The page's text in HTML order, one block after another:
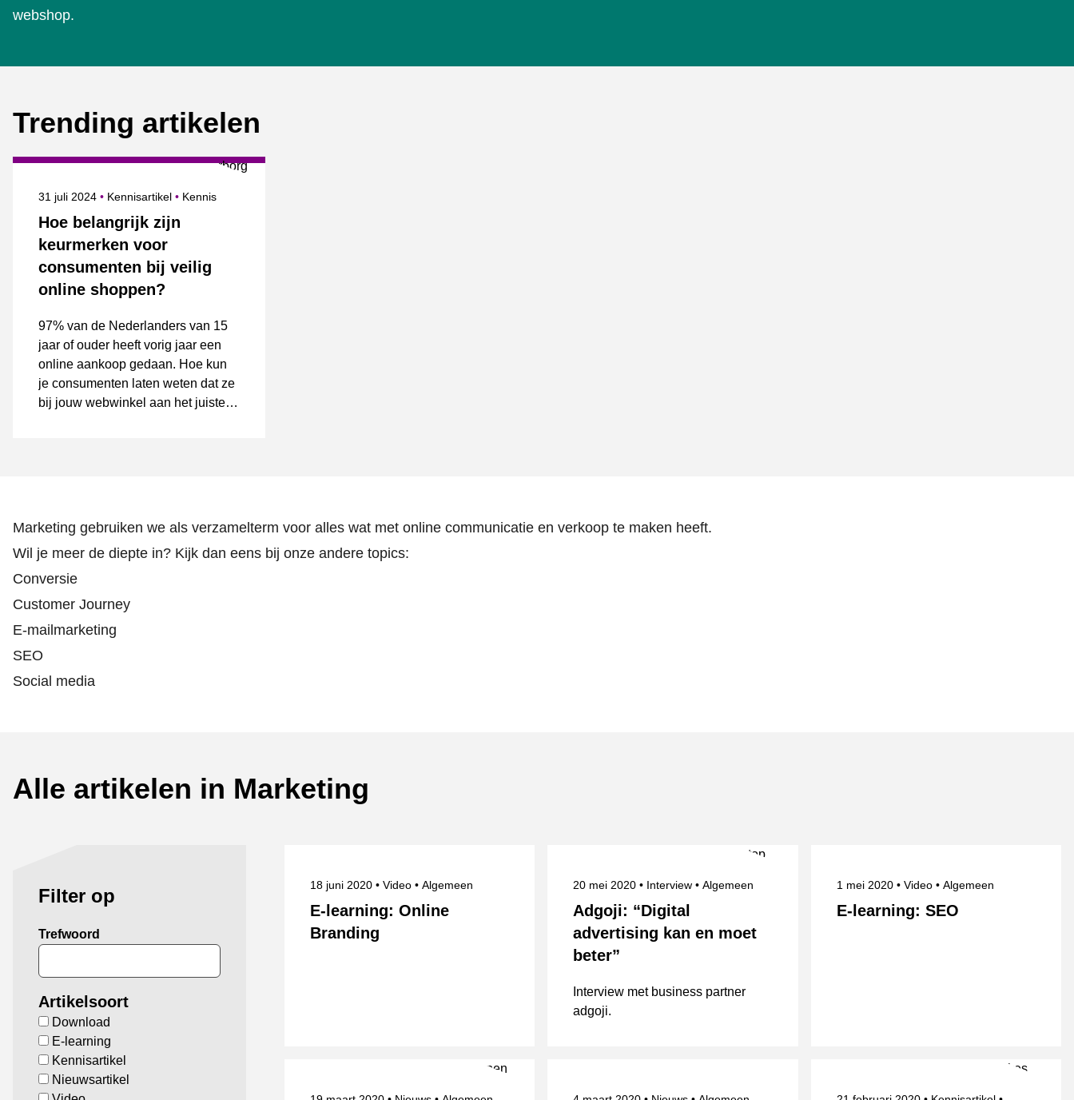
webshop.
Trending artikelen
Hoe belangrijk zijn
keurmerken voor
consumenten bij veilig
online shoppen?
Gepubliceerd op
31 juli 2024 Kennisartikel Onderwerpen
Kennis
97% van de Nederlanders van 15
jaar of ouder heeft vorig jaar een
online aankoop gedaan. Hoe kun
je consumenten laten weten dat ze
bij jouw webwinkel aan het juiste
Marketing gebruiken we als verzamelterm voor alles wat met online communicatie en verkoop te maken heeft.
Wil je meer de diepte in? Kijk dan eens bij onze andere topics:
Conversie
Customer Journey
E-mailmarketing
SEO
Social media
Alle artikelen in Marketing
Filter op
Trefwoord
Artikelsoort
Download
E-learning
Kennisartikel
Nieuwsartikel
E-learning: Online
Branding
Gepubliceerd op
18 juni 2020 Video Onderwerpen
Algemeen
Adgoji: “Digital
advertising kan en moet
beter”
Gepubliceerd op
20 mei 2020 Categorie
Interview Onderwerpen
Algemeen
Interview met business partner
adgoji.
E-learning: SEO
Gepubliceerd op
1 mei 2020 Video Onderwerpen
Algemeen